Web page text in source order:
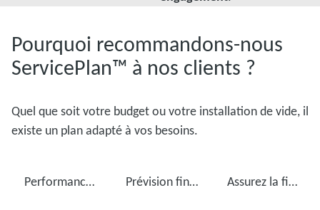
Pourquoi recommandons-nous
ServicePlan™ à nos clients ?
Quel que soit votre budget ou votre installation de vide, il
existe un plan adapté à vos besoins.
Performance améliorée de la pompe à vide Prévision financière Assurez la fiabilité de votre production grâce à un entretien régulier